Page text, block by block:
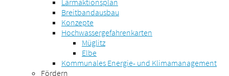
Lärmaktionsplan
Breitbandausbau
Konzepte
Hochwassergefahrenkarten
Müglitz
Elbe
Kommunales Energie- und Klimamanagement
Fördern